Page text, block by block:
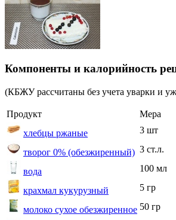
Компоненты и калорийность
(КБЖУ рассчитаны без учета уварки и
Продукт Мера
хлебцы ржаные
3 шт
творог 0% (обезжиренный) 3 ст.л.
вода 100 мл
крахмал кукурузный 5 гр
молоко сухое обезжиренное 50 гр